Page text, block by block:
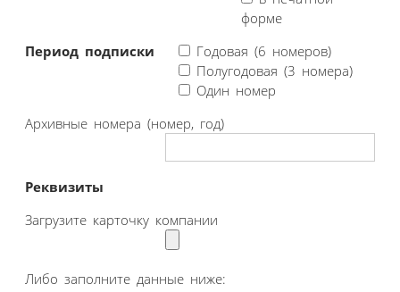
форме
Период подписки
Годовая (6 номеров)
Полугодовая (3 номера)
Один номер
Архивные номера (номер, год)
Реквизиты
Загрузите карточку компании
Либо заполните данные ниже: